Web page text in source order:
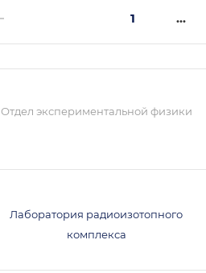
1 ...
Отдел экспериментальной физики
Лаборатория радиоизотопного
комплекса